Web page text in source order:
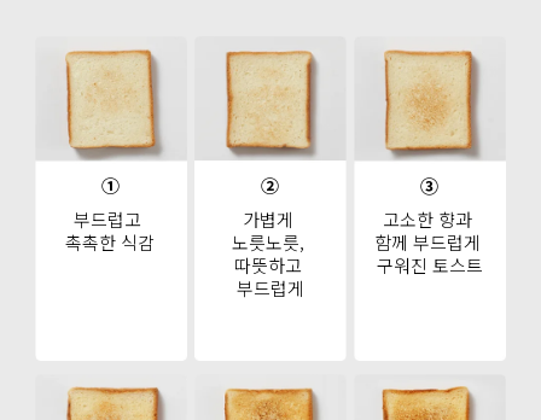
①
부드럽고
촉촉한 식감
②
가볍게
노릇노릇,
따뜻하고
부드럽게
③
고소한 향과
함께 부드럽게
구워진 토스트